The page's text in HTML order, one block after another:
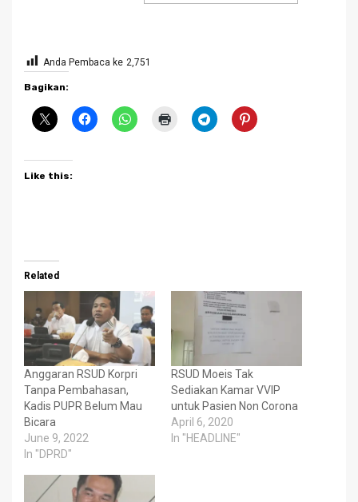
Anda Pembaca ke 2,751
Bagikan:
Like this:
Related
Anggaran RSUD Korpri
Tanpa Pembahasan,
Kadis PUPR Belum Mau
Bicara
June 9, 2022
In "DPRD"
RSUD Moeis Tak
Sediakan Kamar VVIP
untuk Pasien Non Corona
April 6, 2020
In "HEADLINE"